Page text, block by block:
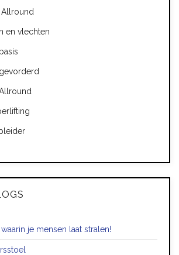
en vlechten
je mensen laat stralen!